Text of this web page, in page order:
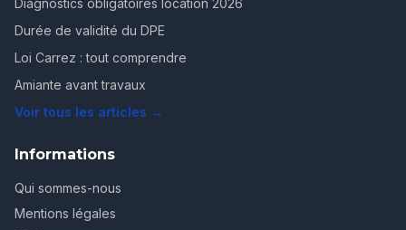
Diagnostics obligatoires location 2026
Durée de validité du DPE
Loi Carrez : tout comprendre
Amiante avant travaux
Voir tous les articles →
Informations
Qui sommes-nous
Mentions légales